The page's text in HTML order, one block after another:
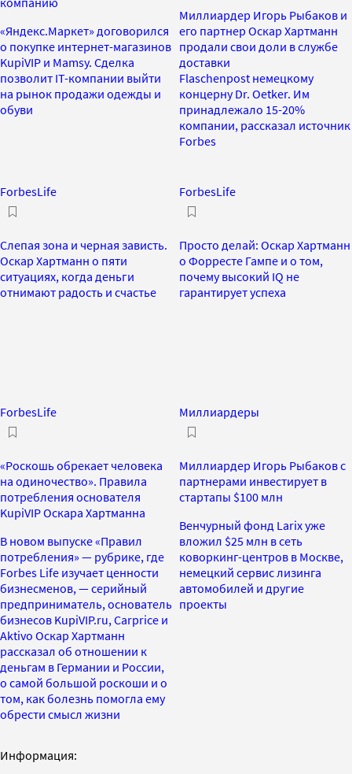
«Яндекс.Маркет» договорился
о покупке интернет-магазинов
KupiVIP и Mamsy. Сделка
позволит IT-компании выйти
на рынок продажи одежды и
обуви
Миллиардер Игорь Рыбаков и
его партнер Оскар Хартманн
продали свои доли в службе
доставки
Flaschenpost немецкому
концерну Dr. Oetker. Им
принадлежало 15-20%
компании, рассказал источник
Forbes
ForbesLife
Слепая зона и черная зависть.
Оскар Хартманн о пяти
ситуациях, когда деньги
отнимают радость и счастье
ForbesLife
Просто делай: Оскар Хартманн
о Форресте Гампе и о том,
почему высокий IQ не
гарантирует успеха
ForbesLife
«Роскошь обрекает человека
на одиночество». Правила
потребления основателя
KupiVIP Оскара Хартманна
В новом выпуске «Правил
потребления» — рубрике, где
Forbes Life изучает ценности
бизнесменов, — серийный
предприниматель, основатель
бизнесов KupiVIP.ru, Carprice и
Aktivo Оскар Хартманн
рассказал об отношении к
деньгам в Германии и России,
о самой большой роскоши и о
том, как болезнь помогла ему
обрести смысл жизни
Миллиардеры
Миллиардер Игорь Рыбаков с
партнерами инвестирует в
стартапы $100 млн
Венчурный фонд Larix уже
вложил $25 млн в сеть
коворкинг-центров в Москве,
немецкий сервис лизинга
автомобилей и другие
проекты
Информация: